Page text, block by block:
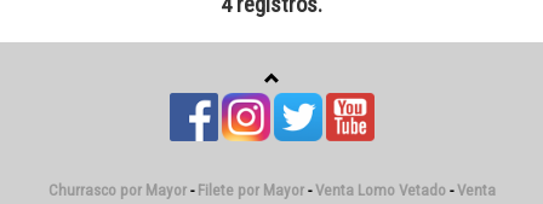
Churrasco por Mayor- Filete por Mayor-Venta Lomo Vetado-Venta